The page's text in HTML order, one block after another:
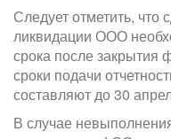
Следует отметить, что
ликвидации ООО
срока после закрытия
сроки подачи
составляют до 30
В случае